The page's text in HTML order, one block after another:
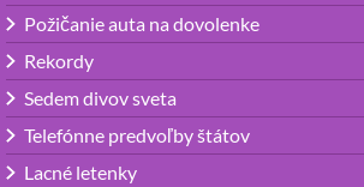
Požičanie auta na dovolenke
Rekordy
Sedem divov sveta
Telefónne predvoľby štátov
Lacné letenky